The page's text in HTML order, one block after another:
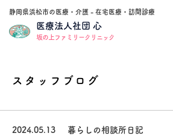
静岡県浜松市の医療・介護 - 在宅医療・訪問診療
医療法人社団 心
坂の上ファミリークリニック
スタッフブログ
2024.05.13 暮らしの相談所日記